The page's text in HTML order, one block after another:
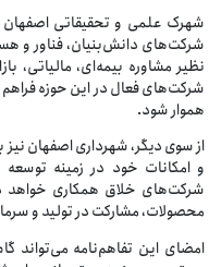
شهرک علمی و تحقیقاتی اصفهان
شرکت‌های دانش‌بنیان، فناور و
نظیر مشاوره بیمه‌ای، مالیاتی،
شرکت‌های فعال در این حوزه فراهم
هموار شود.
از سوی دیگر، شهرداری اصفهان نیز
و امکانات خود در زمینه توسعه
شرکت‌های خلاق همکاری خواهد
محصولات، مشارکت در تولید و
امضای این تفاهم‌نامه می‌تواند